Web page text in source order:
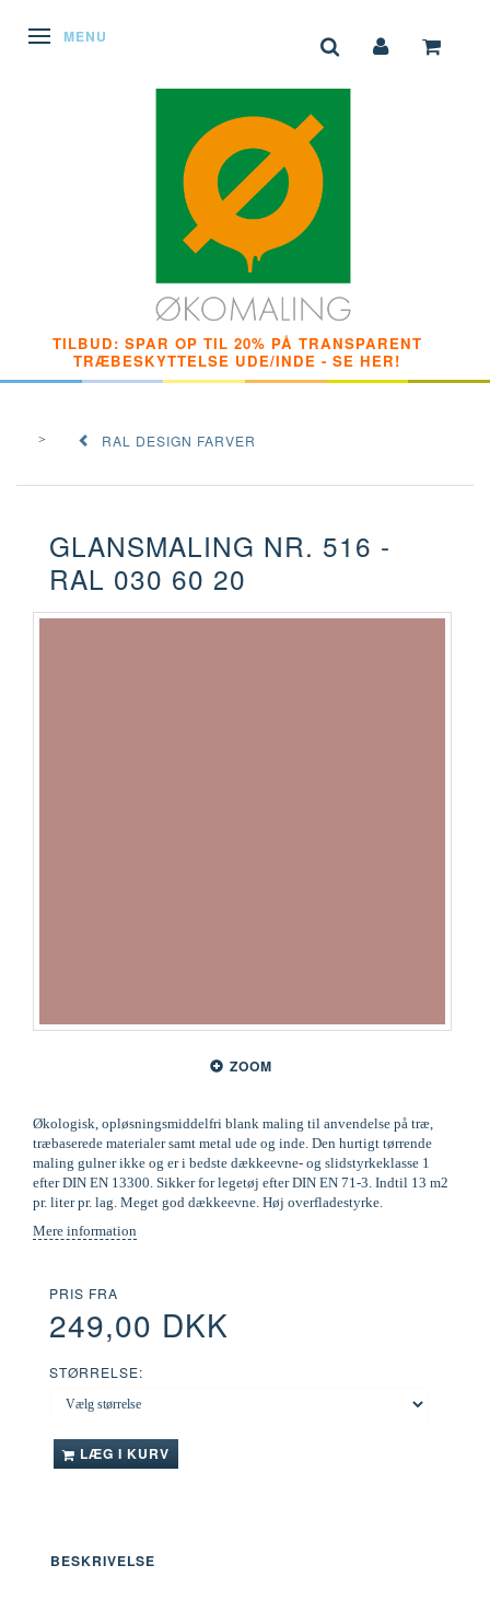
SKIFTE NAVIGATION
MENU
TILBUD: SPAR OP TIL 20% PÅ TRANSPARENT
TRÆBESKYTTELSE UDE/INDE - SE HER!
RAL DESIGN FARVER
GLANSMALING NR. 516 -
RAL 030 60 20
ZOOM
Økologisk, opløsningsmiddelfri blank maling til anvendelse på træ,
træbaserede materialer samt metal ude og inde. Den hurtigt tørrende
maling gulner ikke og er i bedste dækkeevne- og slidstyrkeklasse 1
efter DIN EN 13300. Sikker for legetøj efter DIN EN 71-3. Indtil 13 m2
pr. liter pr. lag. Meget god dækkeevne. Høj overfladestyrke.
Mere information
PRIS FRA
249,00 DKK
STØRRELSE:
LÆG I KURV
BESKRIVELSE